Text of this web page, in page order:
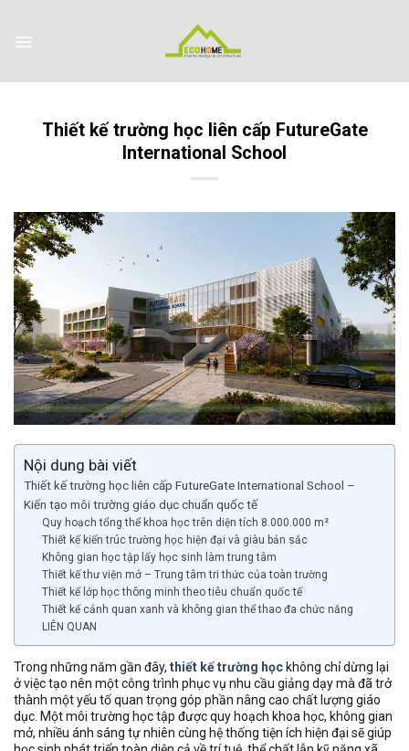
content
Thiết kế trường học liên cấp FutureGate
International School
Nội dung bài viết
Thiết kế trường học liên cấp FutureGate International School –
Kiến tạo môi trường giáo dục chuẩn quốc tế
Quy hoạch tổng thể khoa học trên diện tích 8.000.000 m²
Thiết kế kiến trúc trường học hiện đại và giàu bản sắc
Không gian học tập lấy học sinh làm trung tâm
Thiết kế thư viện mở – Trung tâm tri thức của toàn trường
Thiết kế lớp học thông minh theo tiêu chuẩn quốc tế
Thiết kế cảnh quan xanh và không gian thể thao đa chức năng
LIÊN QUAN
Trong những năm gần đây, thiết kế trường học không chỉ dừng lại
ở việc tạo nên một công trình phục vụ nhu cầu giảng dạy mà đã trở
thành một yếu tố quan trọng góp phần nâng cao chất lượng giáo
dục. Một môi trường học tập được quy hoạch khoa học, không gian
mở, nhiều ánh sáng tự nhiên cùng hệ thống tiện ích hiện đại sẽ giúp